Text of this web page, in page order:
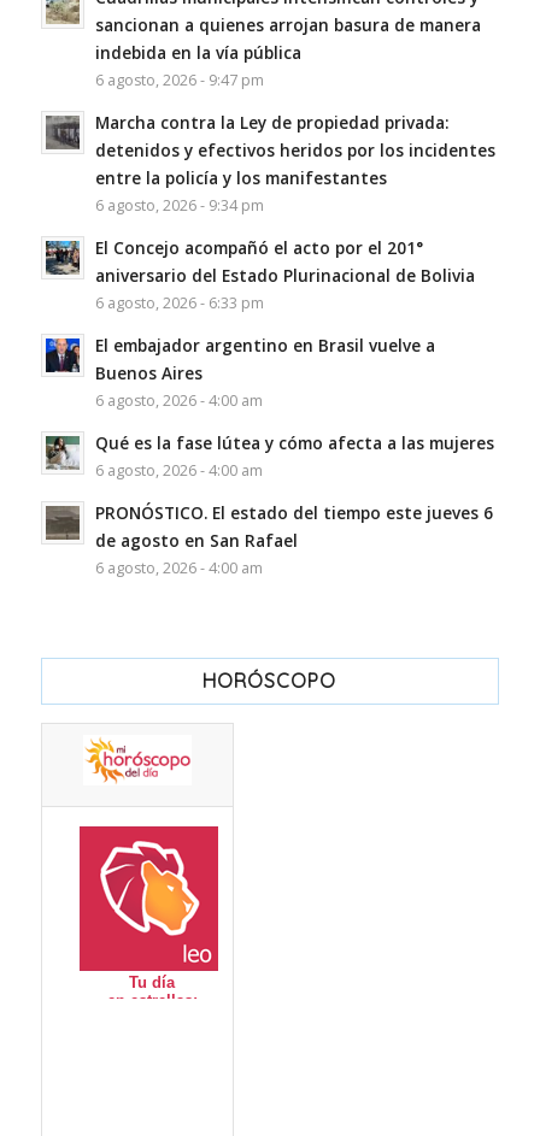
sancionan a quienes arrojan basura de manera
indebida en la vía pública
6 agosto, 2026 - 9:47 pm
Marcha contra la Ley de propiedad privada:
detenidos y efectivos heridos por los incidentes
entre la policía y los manifestantes
6 agosto, 2026 - 9:34 pm
El Concejo acompañó el acto por el 201°
aniversario del Estado Plurinacional de Bolivia
6 agosto, 2026 - 6:33 pm
El embajador argentino en Brasil vuelve a
Buenos Aires
6 agosto, 2026 - 4:00 am
Qué es la fase lútea y cómo afecta a las mujeres
6 agosto, 2026 - 4:00 am
PRONÓSTICO. El estado del tiempo este jueves 6
de agosto en San Rafael
6 agosto, 2026 - 4:00 am
HORÓSCOPO